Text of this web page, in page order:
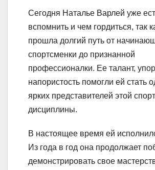
Сегодня Наталье Варлей уже
вспомнить и чем гордиться, так
прошла долгий путь от
спортсменки до признанной
профессионалки. Ее талант,
напористость помогли ей стать
ярких представителей этой
дисциплины.
В настоящее время ей
Из года в год она продолжает
демонстрировать свое